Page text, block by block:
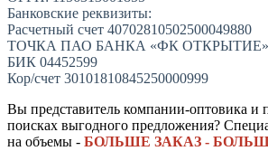
Банковские реквизиты:
Расчетный счет 40702810502500049880
ТОЧКА ПАО БАНКА «ФК ОТКРЫТИЕ»
БИК 04452599
Кор/счет 30101810845250000999
Вы представитель компании-оптовика и
поисках выгодного предложения?
на объемы - БОЛЬШЕ ЗАКАЗ -